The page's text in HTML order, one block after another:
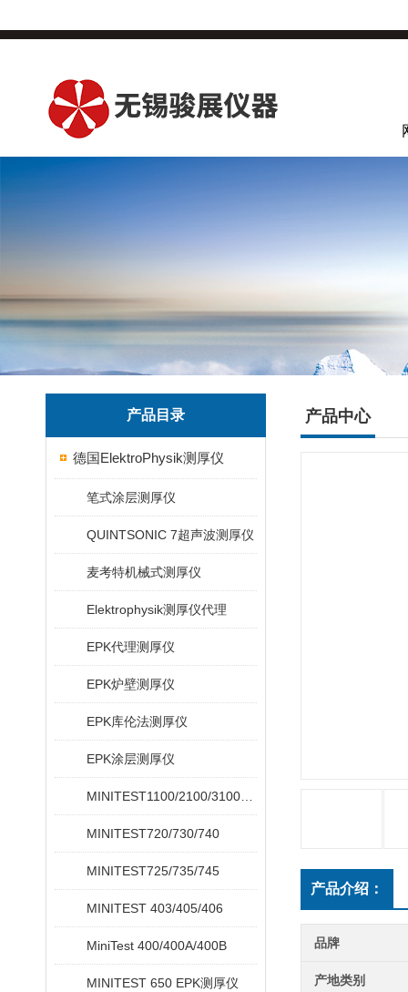
产品目录
德国ElektroPhysik测厚仪
笔式涂层测厚仪
QUINTSONIC 7超声波测厚仪
麦考特机械式测厚仪
Elektrophysik测厚仪代理
EPK代理测厚仪
EPK炉壁测厚仪
EPK库伦法测厚仪
EPK涂层测厚仪
MINITEST720/730/740
MINITEST725/735/745
MINITEST 403/405/406
MiniTest 400/400A/400B
MINITEST 650 EPK测厚仪
产品中心
产品介绍：
品牌
产地类别